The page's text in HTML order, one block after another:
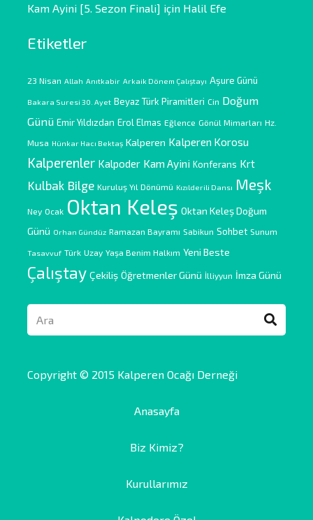
Kam Ayini [5. Sezon Finali] için Halil Efe
Etiketler
23 Nisan Allah Anıtkabir Arkaik Dönem Çalıştayı Aşure Günü
Bakara Suresi 30. Ayet Beyaz Türk Piramitleri Cin Doğum
Günü Emir Yıldızdan Erol Elmas Eğlence Gönül Mimarları Hz.
Musa Hünkar Hacı Bektaş Kalperen Kalperen Korosu
Kalperenler Kalpoder Kam Ayini Konferans Krt
Kulbak Bilge Kuruluş Yıl Dönümü Kızılderili Dansı Meşk
Ney Ocak Oktan Keleş Oktan Keleş Doğum
Günü Orhan Gündüz Ramazan Bayramı Sabikun Sohbet Sunum
Tasavvuf Türk Uzay Yaşa Benim Halkım Yeni Beste
Çalıştay Çekiliş Öğretmenler Günü İlliyyun İmza Günü
Copyright © 2015 Kalperen Ocağı Derneği
Anasayfa
Biz Kimiz?
Kurullarımız